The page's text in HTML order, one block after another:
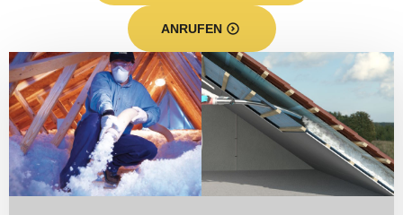
ANRUFEN